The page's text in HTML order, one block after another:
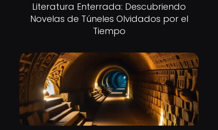
Literatura Enterrada: Descubriendo
Novelas de Túneles Olvidados por el
Tiempo